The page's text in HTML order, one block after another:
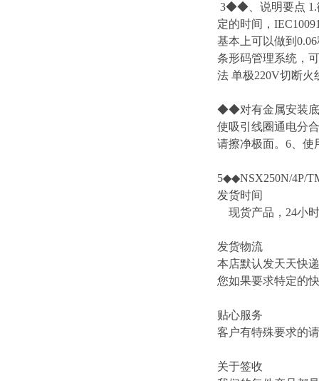
3◆◆、说明要点 1.
定的时间，
基本上可以做到
条形码管理系统，
法 单极220V切断火
◆◆对有金属安装底
使吸引线圈通电分
请擦净极面。6、使
5◆◆NSX250N/4P/
发货时间
现货产品，24小
发货物流
本店默认发天天快
您如果要求特定的
贴心服务
客户有特殊要求的
关于签收